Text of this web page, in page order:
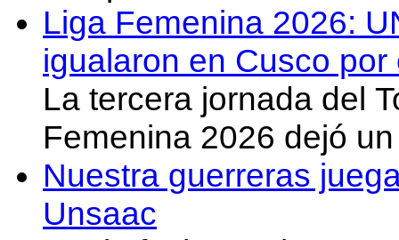
Liga Femenina 2026:
igualaron en Cusco
La tercera jornada del
Femenina 2026 dejó
Nuestra guerreras
Unsaac